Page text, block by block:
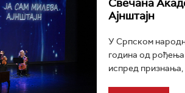
Ајнштајн
У Српском
година од рођења
испред признања,